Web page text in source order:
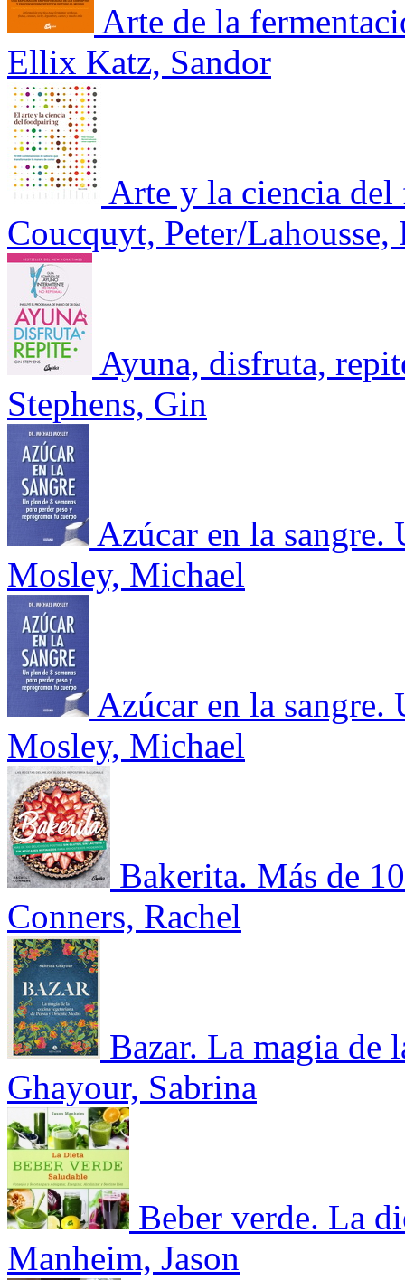
Arte de la
Ellix Katz, Sandor
Arte y la ciencia
Coucquyt, Peter/
Ayuna, disfruta,
Stephens, Gin
Azúcar en la sangre.
Mosley, Michael
Azúcar en la sangre.
Mosley, Michael
Bakerita. Más de
Conners, Rachel
Bazar. La magia de
Ghayour, Sabrina
Beber verde. La
Manheim, Jason